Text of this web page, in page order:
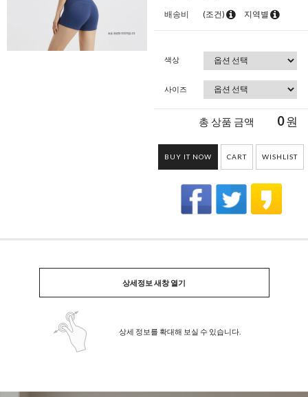
배송비 (조건) 지역별
색상
사이즈
총 상품 금액 0원
BUY IT NOW CART WISHLIST
상세정보 새창 열기
상세 정보를 확대해 보실 수 있습니다.